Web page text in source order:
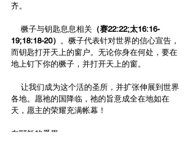
齐。
    橛子与钥匙息息相关
（赛22:22;太16:16-
19;18:18-20）
。橛子代表针对世界的信心宣告，
而钥匙打开天上的窗户。无论你身在何处，要在
地上钉下你的橛子，并打开天上的窗。
各地。愿祂的国降临，祂的旨意成全在地如在
天，愿主的荣耀充满帐幕！
在耶稣的爱里